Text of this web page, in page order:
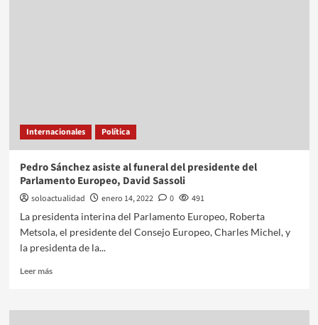
Internacionales Política
Pedro Sánchez asiste al funeral del presidente del
Parlamento Europeo, David Sassoli
soloactualidad enero 14, 2022 0
491
La presidenta interina del Parlamento Europeo, Roberta
Metsola, el presidente del Consejo Europeo, Charles Michel, y
la presidenta de la...
Leer más